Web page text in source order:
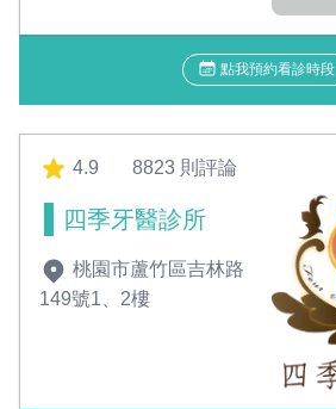
點我預約看診時段
4.9 8823 則評論
四季牙醫診所
桃園市蘆竹區吉林路
149號1、2樓